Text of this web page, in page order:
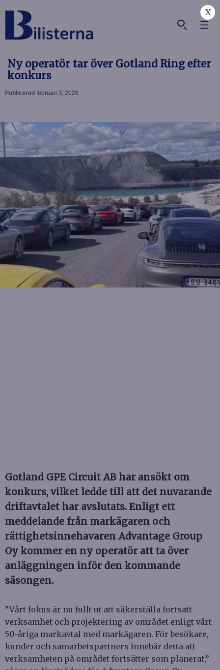
X
Ny operatör tar över Gotland Ring efter
konkurs
Publicerad februari 3, 2026
Gotland GPE Circuit AB har ansökt om
konkurs, vilket ledde till att det nuvarande
driftavtalet har avslutats. Enligt ett
meddelande från markägaren och
rättighetsinnehavaren Advantage Group
Oy kommer en ny operatör att ta över
anläggningen inför den kommande
säsongen.
”Vårt fokus är nu fullt ut att säkerställa fortsatt
verksamhet och projektering av området enligt vårt
50-åriga markavtal med markägaren. För besökare,
kunder och samarbetspartners innebär detta att
verksamheten på området fortsätter som planerat,”